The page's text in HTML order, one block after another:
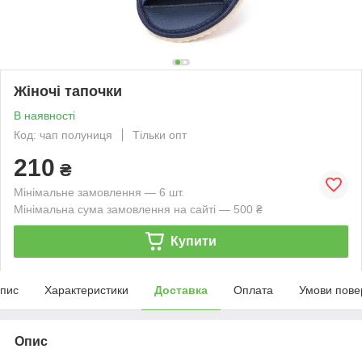
Жіночі тапочки
В наявності
Код: чап полуниця
Тільки опт
210 ₴
Мінімальне замовлення — 6 шт.
Мінімальна сума замовлення на сайті — 500 ₴
Купити
Характеристики Доставка Оплата Умови
Опис